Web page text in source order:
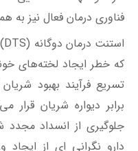
جلوگیری از انسداد
دارو نگرانی ای از ایجاد
نمی‌کند. این دارو از
که با مرور زمان در بدن
سمتی از استنت که به
پوشانده شده است. آنتی
می‌کنند و شرایط بهتری